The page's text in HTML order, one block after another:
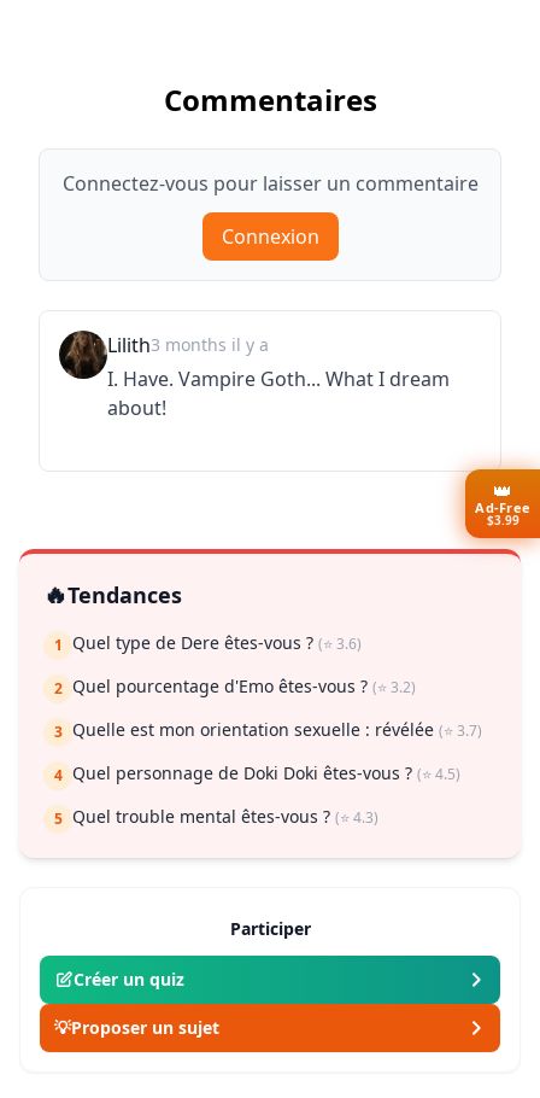
Commentaires
Connectez-vous pour laisser un commentaire
Connexion
Lilith3 months il y a
I. Have. Vampire Goth... What I dream
about!
🔥Tendances
1 Quel type de Dere êtes-vous ? (⭐ 3.6)
2 Quel pourcentage d'Emo êtes-vous ? (⭐ 3.2)
3 Quelle est mon orientation sexuelle : révélée (⭐ 3.7)
4 Quel personnage de Doki Doki êtes-vous ? (⭐ 4.5)
5 Quel trouble mental êtes-vous ? (⭐ 4.3)
Participer
Créer un quiz
💡Proposer un sujet
👑
Ad-Free
$3.99